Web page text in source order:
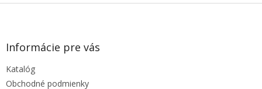
Z
Informácie pre vás
Katalóg
Obchodné podmienky